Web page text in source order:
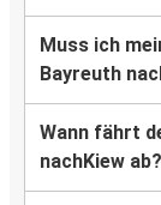
Muss ich
Bayreuth
Wann fährt
nachKiew ab?